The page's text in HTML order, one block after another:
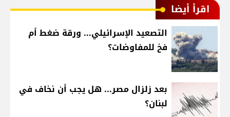
اقرأ أيضا
التصعيد الإسرائيلي... ورقة ضغط أم
فخ للمفاوضات؟
بعد زلزال مصر... هل يجب أن نخاف في
لبنان؟